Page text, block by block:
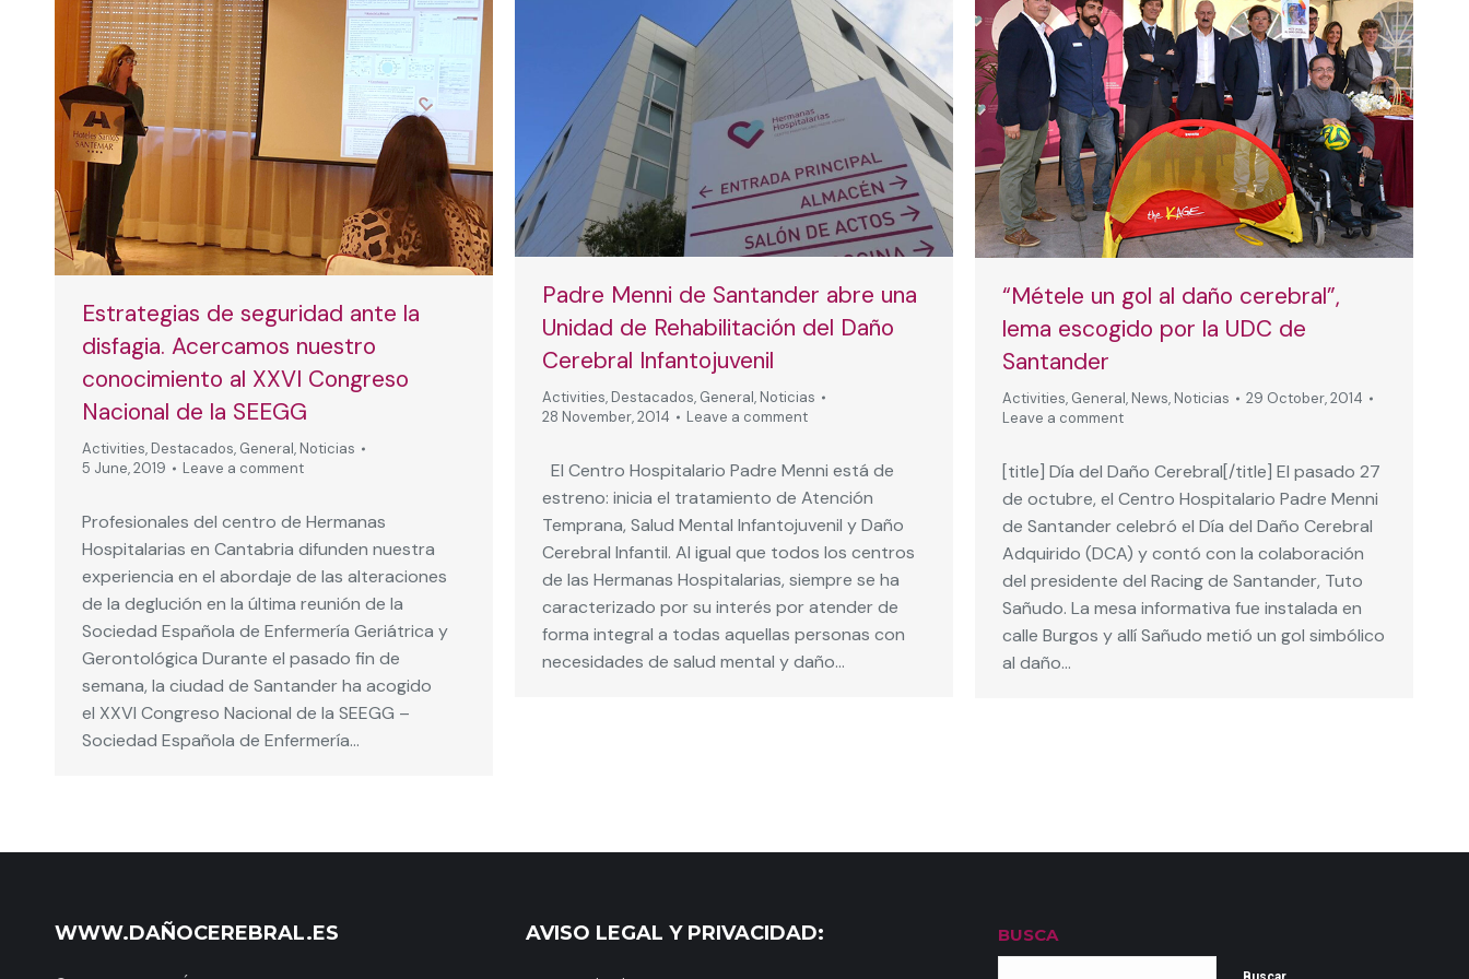
Estrategias de seguridad ante la
disfagia. Acercamos nuestro
conocimiento al XXVI Congreso
Nacional de la SEEGG
Activities, Destacados, General, Noticias
5 June, 2019
Leave a comment
Profesionales del centro de Hermanas
Hospitalarias en Cantabria difunden nuestra
experiencia en el abordaje de las alteraciones
de la deglución en la última reunión de la
Sociedad Española de Enfermería Geriátrica y
Gerontológica Durante el pasado fin de
semana, la ciudad de Santander ha acogido
el XXVI Congreso Nacional de la SEEGG –
Sociedad Española de Enfermería…
Padre Menni de Santander abre una
Unidad de Rehabilitación del Daño
Cerebral Infantojuvenil
Activities, Destacados, General, Noticias
28 November, 2014
Leave a comment
El Centro Hospitalario Padre Menni está de
estreno: inicia el tratamiento de Atención
Temprana, Salud Mental Infantojuvenil y Daño
Cerebral Infantil. Al igual que todos los centros
de las Hermanas Hospitalarias, siempre se ha
caracterizado por su interés por atender de
forma integral a todas aquellas personas con
necesidades de salud mental y daño…
“Métele un gol al daño cerebral”,
lema escogido por la UDC de
Santander
Activities, General, News, Noticias
29 October, 2014
Leave a comment
[title] Día del Daño Cerebral[/title] El pasado 27
de octubre, el Centro Hospitalario Padre Menni
de Santander celebró el Día del Daño Cerebral
Adquirido (DCA) y contó con la colaboración
del presidente del Racing de Santander, Tuto
Sañudo. La mesa informativa fue instalada en
calle Burgos y allí Sañudo metió un gol simbólico
al daño…
WWW.DAÑOCEREBRAL.ES AVISO LEGAL Y PRIVACIDAD: BUSCA